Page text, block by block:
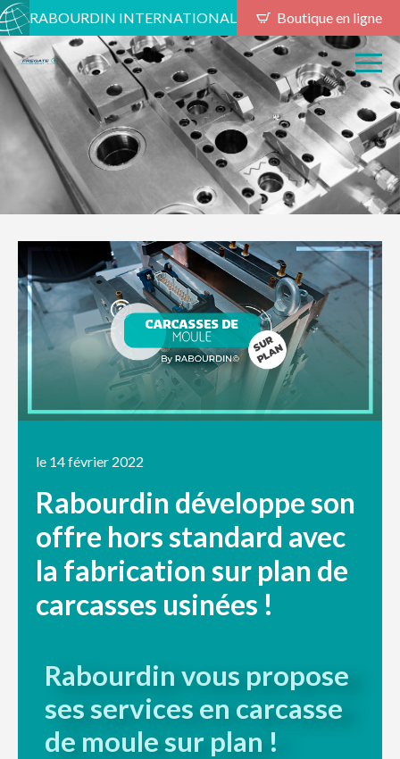
Boutique en ligne
RABOURDIN INTERNATIONAL
le 14 février 2022
Rabourdin développe son
offre hors standard avec
la fabrication sur plan de
carcasses usinées !
Rabourdin vous propose
ses services en carcasse
de moule sur plan !